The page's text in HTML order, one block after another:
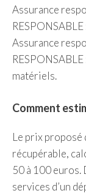
Assurance
Assurance
matériels.
Comment
Le prix proposé
récupérable,
50 à 100 euros.
services d’un